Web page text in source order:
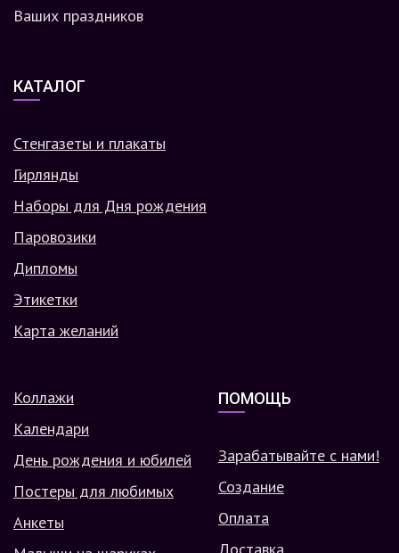
Ваших праздников
КАТАЛОГ
Стенгазеты и плакаты
Гирлянды
Наборы для Дня рождения
Паровозики
Дипломы
Этикетки
Карта желаний
Коллажи
Календари
День рождения и юбилей
Постеры для любимых
Анкеты
ПОМОЩЬ
Зарабатывайте с нами!
Создание
Оплата